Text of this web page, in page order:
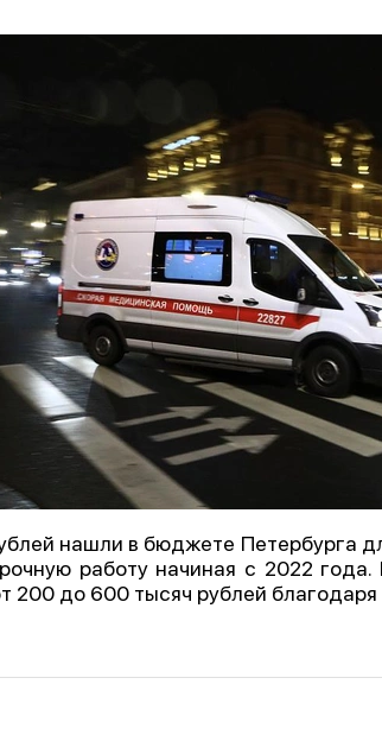
нашли в бюджете Петербурга
работу начиная с 2022
200 до 600 тысяч рублей